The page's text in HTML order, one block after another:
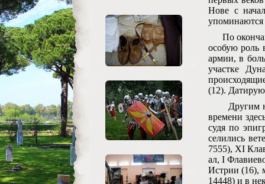
Нове с
упоминаются
По
особую роль
армии, в
участке
(12).
Другим
времени
судя по
селились
7555), XI
ал, I
Истрии (16),
14448) и в